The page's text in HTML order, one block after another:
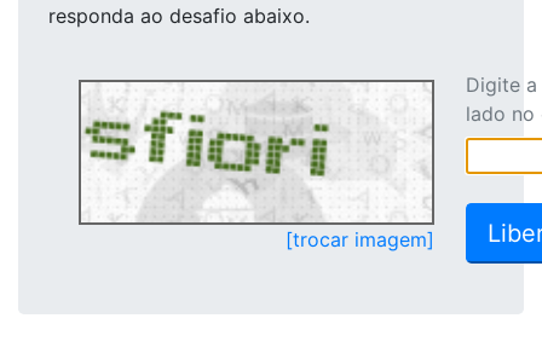
responda ao desafio abaixo.
[trocar imagem]
Digite
lado no